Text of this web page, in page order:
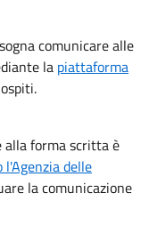
comunicare alle
la piattaforma
alla forma scritta è
l'Agenzia delle
la comunicazione